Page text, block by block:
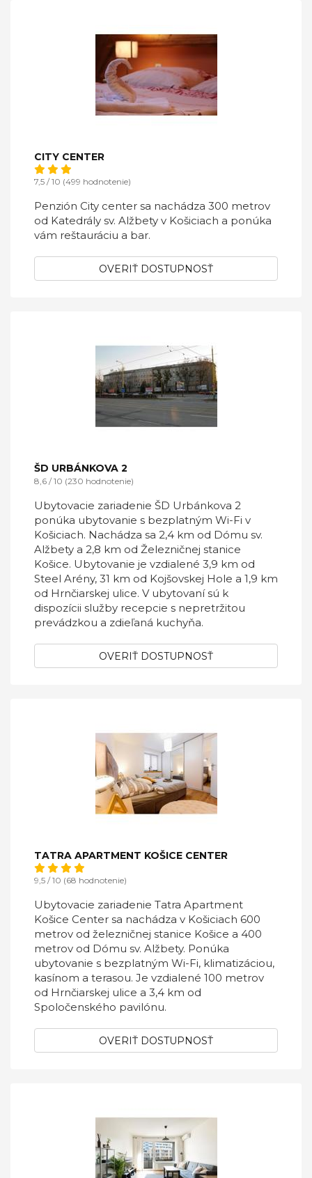
CITY CENTER
7,5 / 10 (499 hodnotenie)
Penzión City center sa nachádza 300 metrov
od Katedrály sv. Alžbety v Košiciach a ponúka
vám reštauráciu a bar.
OVERIŤ DOSTUPNOSŤ
ŠD URBÁNKOVA 2
8,6 / 10 (230 hodnotenie)
Ubytovacie zariadenie ŠD Urbánkova 2
ponúka ubytovanie s bezplatným Wi-Fi v
Košiciach. Nachádza sa 2,4 km od Dómu sv.
Alžbety a 2,8 km od Železničnej stanice
Košice. Ubytovanie je vzdialené 3,9 km od
Steel Arény, 31 km od Kojšovskej Hole a 1,9 km
od Hrnčiarskej ulice. V ubytovaní sú k
dispozícii služby recepcie s nepretržitou
prevádzkou a zdieľaná kuchyňa.
OVERIŤ DOSTUPNOSŤ
TATRA APARTMENT KOŠICE CENTER
9,5 / 10 (68 hodnotenie)
Ubytovacie zariadenie Tatra Apartment
Košice Center sa nachádza v Košiciach 600
metrov od železničnej stanice Košice a 400
metrov od Dómu sv. Alžbety. Ponúka
ubytovanie s bezplatným Wi-Fi, klimatizáciou,
kasínom a terasou. Je vzdialené 100 metrov
od Hrnčiarskej ulice a 3,4 km od
Spoločenského pavilónu.
OVERIŤ DOSTUPNOSŤ